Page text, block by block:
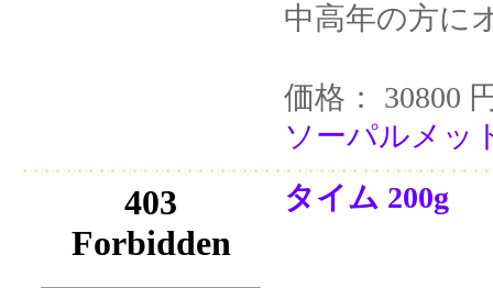
中高年の方に
価格： 30800
ソーパルメッ
タイム 200g